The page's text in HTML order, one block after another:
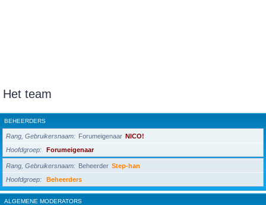
Het team
BEHEERDERS
Rang, Gebruikersnaam Forumeigenaar NICO!
Hoofdgroep
Forumeigenaar
Rang, Gebruikersnaam Beheerder Step-han
Hoofdgroep
Beheerders
ALGEMENE MODERATORS